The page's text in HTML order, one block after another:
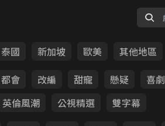
泰國 新加坡 歐美
其他地區
都會 改編 甜寵 懸疑 喜劇
英倫風潮 公視精選
雙字幕